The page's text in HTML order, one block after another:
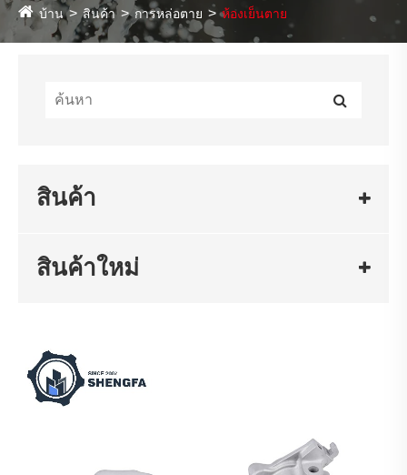
บ้าน สินค้า การหล่อตาย ห้องเย็นตาย
สินค้า
สินค้าใหม่